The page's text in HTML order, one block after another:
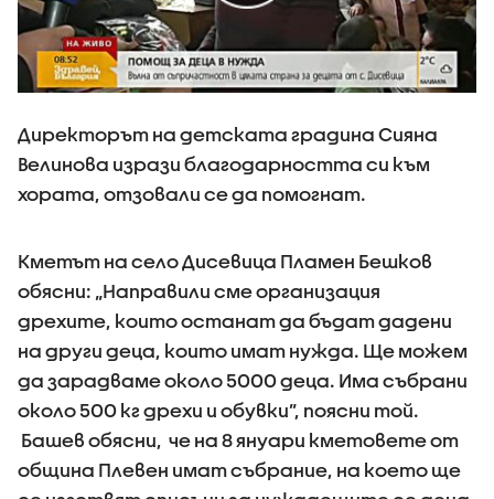
Директорът на детската градина Сияна
Велинова изрази благодарността си към
хората, отзовали се да помогнат.
Кметът на село Дисевица Пламен Бешков
обясни: „Направили сме организация
дрехите, които останат да бъдат дадени
на други деца, които имат нужда. Ще можем
да зарадваме около 5000 деца. Има събрани
около 500 кг дрехи и обувки”, поясни той.
Башев обясни, че на 8 януари кметовете от
община Плевен имат събрание, на което ще